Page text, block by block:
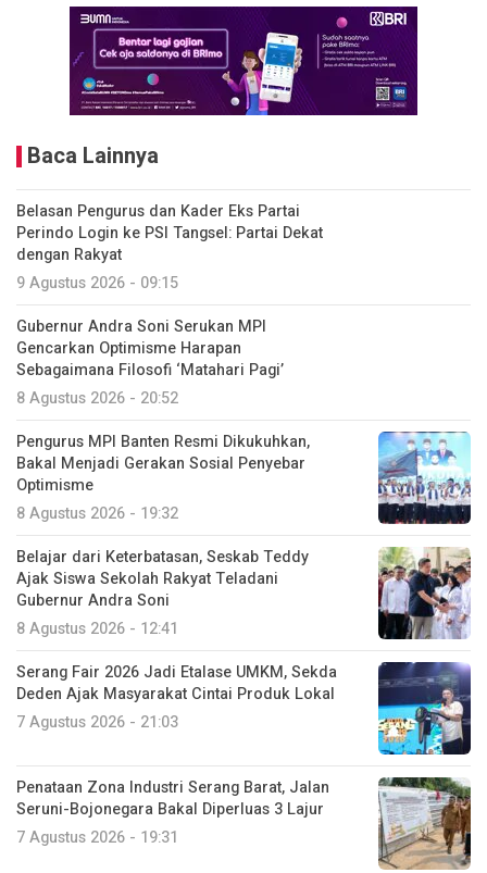
Baca Lainnya
Belasan Pengurus dan Kader Eks Partai
Perindo Login ke PSI Tangsel: Partai Dekat
dengan Rakyat
9 Agustus 2026 - 09:15
Gubernur Andra Soni Serukan MPI
Gencarkan Optimisme Harapan
Sebagaimana Filosofi ‘Matahari Pagi’
8 Agustus 2026 - 20:52
Pengurus MPI Banten Resmi Dikukuhkan,
Bakal Menjadi Gerakan Sosial Penyebar
Optimisme
8 Agustus 2026 - 19:32
Belajar dari Keterbatasan, Seskab Teddy
Ajak Siswa Sekolah Rakyat Teladani
Gubernur Andra Soni
8 Agustus 2026 - 12:41
Serang Fair 2026 Jadi Etalase UMKM, Sekda
Deden Ajak Masyarakat Cintai Produk Lokal
7 Agustus 2026 - 21:03
Penataan Zona Industri Serang Barat, Jalan
Seruni-Bojonegara Bakal Diperluas 3 Lajur
7 Agustus 2026 - 19:31